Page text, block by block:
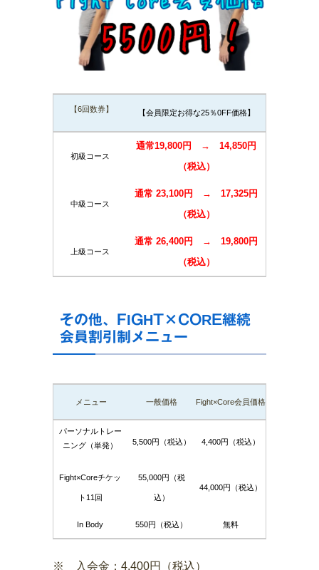
【6回数券】 【会員限定お得な25％0FF価格】
初級コース
通常19,800円 → 14,850円
（税込）
中級コース
通常 23,100円 → 17,325円
（税込）
上級コース
通常 26,400円 → 19,800円
（税込）
その他、FIGHT×CORE継続
会員割引制メニュー
メニュー 一般価格 Fight×Core会員価格
パーソナルトレー
ニング（単発）
5,500円（税込） 4,400円（税込）
Fight×Coreチケッ
ト11回
55,000円（税
込）
44,000円（税込）
In Body 550円（税込） 無料
※ 入会金：4,400円（税込）